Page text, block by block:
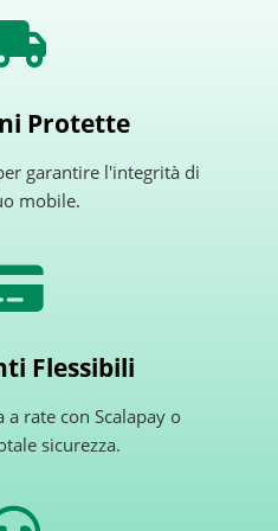
Protette
garantire l'integrità di
mobile.
Flessibili
a rate con Scalapay o
sicurezza.